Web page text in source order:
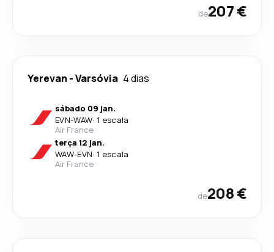
de207 €
Yerevan -Varsóvia 4 dias
sábado 09 jan.
EVN-WAW· 1 escala
Air France
terça 12 jan.
WAW-EVN· 1 escala
Air France
de208 €